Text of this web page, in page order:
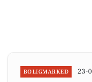
BOLIGMARKED 23-